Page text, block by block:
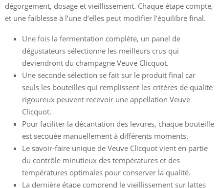
dégorgement, dosage et vieillissement. Chaque étape compte,
et une faiblesse à l’une d’elles peut modifier l’équilibre final.
Une fois la fermentation complète, un panel de
dégustateurs sélectionne les meilleurs crus qui
deviendront du champagne Veuve Clicquot.
Une seconde sélection se fait sur le produit final car
seuls les bouteilles qui remplissent les critères de qualité
rigoureux peuvent recevoir une appellation Veuve
Clicquot.
Pour faciliter la décantation des levures, chaque bouteille
est secouée manuellement à différents moments.
Le savoir-faire unique de Veuve Clicquot vient en partie
du contrôle minutieux des températures et des
températures optimales pour conserver la qualité.
La dernière étape comprend le vieillissement sur lattes